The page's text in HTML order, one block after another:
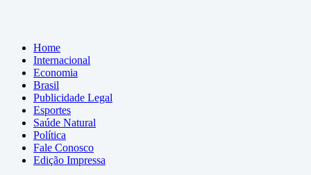
Home
Internacional
Economia
Brasil
Publicidade Legal
Esportes
Saúde Natural
Política
Fale Conosco
Edição Impressa